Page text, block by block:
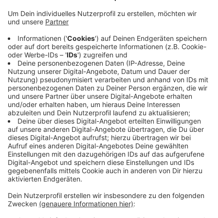
Anzeige
Radio Kiepenkerl-Hörer Hans-Peter André aus
Coesfeld geht davon aus, einen Wolf gesehen zu
haben: Im Bereich der alten Sirksfelder Schule in dem
Waldstück Richtung Baugebiet Nordwest. Leider
hatte er kein Handy dabei, sonst hätte er ein Foto
gemacht. Experten des Kreises raten Hans-Peter
André und anderen mit ähnlichen Beobachtungen, sich
an das Landesamt für Natur, Umwelt und Klima zu
wenden, das geht mit und ohne Foto. Den Link
gibt'sHIER.
Anzeige